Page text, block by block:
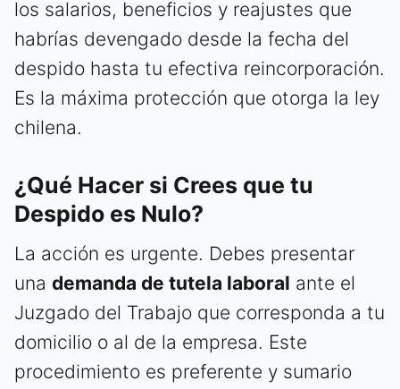
los salarios, beneficios y reajustes que
habrías devengado desde la fecha del
despido hasta tu efectiva reincorporación.
Es la máxima protección que otorga la ley
chilena.
¿Qué Hacer si Crees que tu
Despido es Nulo?
La acción es urgente. Debes presentar
una demanda de tutela laboral ante el
Juzgado del Trabajo que corresponda a tu
domicilio o al de la empresa. Este
procedimiento es preferente y sumario